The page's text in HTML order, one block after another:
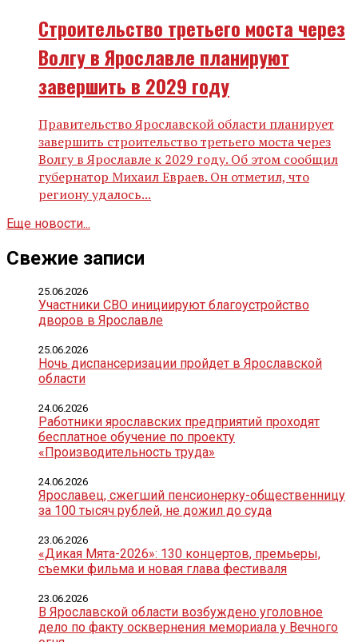
Строительство третьего моста через
Волгу в Ярославле планируют
завершить в 2029 году
Правительство Ярославской области планирует
завершить строительство третьего моста через
Волгу в Ярославле к 2029 году. Об этом сообщил
губернатор Михаил Евраев. Он отметил, что
региону удалось...
Еще новости...
Свежие записи
Участники СВО инициируют благоустройство
дворов в Ярославле
25.06.2026
Ночь диспансеризации пройдет в Ярославской
области
25.06.2026
Работники ярославских предприятий проходят
бесплатное обучение по проекту
«Производительность труда»
24.06.2026
Ярославец, сжегший пенсионерку-общественницу
за 100 тысяч рублей, не дожил до суда
24.06.2026
«Дикая Мята-2026»: 130 концертов, премьеры,
съемки фильма и новая глава фестиваля
23.06.2026
В Ярославской области возбуждено уголовное
дело по факту осквернения мемориала у Вечного
23.06.2026